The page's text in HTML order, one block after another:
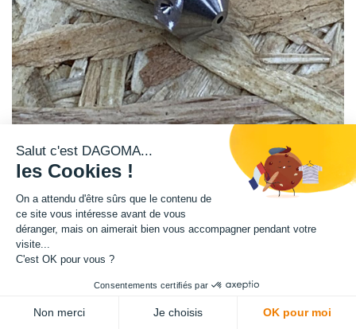
Ce bec de buse en inox 0.40 mm, imprime des filaments de 1.75 mm. C'est
le diamètre de buse traditionnellement utilisé sur nos imprimantes.
Dagoma vous permet de changer votre bec de buse vous-même.
Attention, si et seulement si vous avez les connaissances nécessaires
pour bricoler cela vous-même.
Ce produit fait partie du grenier club Dagoma. Il n'est donc pas soumis à
vous encourageons à vous tourner vers les membres du club Dagoma.
Salut c'est DAGOMA...
les Cookies !
On a attendu d'être sûrs que le contenu de
ce site vous intéresse avant de vous
déranger, mais on aimerait bien vous accompagner pendant votre
visite...
C'est OK pour vous ?
Consentements certifiés par
Non merci Je choisis OK pour moi